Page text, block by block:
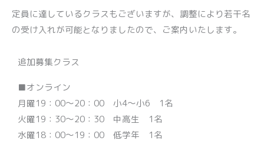
定員に達しているクラスもございますが、調整により若干名
の受け入れが可能となりましたので、ご案内いたします。
追加募集クラス
■オンライン
月曜19：00〜20：00 小4〜小6 1名
火曜19：30〜20：30 中高生 1名
水曜18：00〜19：00 低学年 1名